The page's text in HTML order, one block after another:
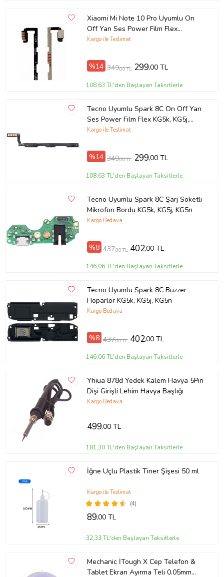
Xiaomi Mi Note 10 Pro Uyumlu On
Off Yan Ses Power Film Flex
M1910F4S
Kargo ile Teslimat
%14 349,00 TL 299,00 TL
108,63 TL'den Başlayan Taksitlerle
Tecno Uyumlu Spark 8C On Off Yan
Ses Power Film Flex KG5k, KG5j,
KG5n
Kargo ile Teslimat
%14 349,00 TL 299,00 TL
108,63 TL'den Başlayan Taksitlerle
Tecno Uyumlu Spark 8C Şarj Soketli
Mikrofon Bordu KG5k, KG5j, KG5n
Kargo Bedava
%8 437,00 TL 402,00 TL
146,06 TL'den Başlayan Taksitlerle
Tecno Uyumlu Spark 8C Buzzer
Hoparlör KG5k, KG5j, KG5n
Kargo Bedava
%8 437,00 TL 402,00 TL
146,06 TL'den Başlayan Taksitlerle
Yhiua 878d Yedek Kalem Havya 5Pin
Dişi Girişli Lehim Havya Başlığı
Kargo Bedava
499,00 TL
181,30 TL'den Başlayan Taksitlerle
İğne Uçlu Plastik Tiner Şişesi 50 ml
(4)
Kargo ile Teslimat
89,00 TL
32,33 TL'den Başlayan Taksitlerle
Mechanic İTough X Cep Telefon &
Tablet Ekran Ayırma Teli 0.05mm